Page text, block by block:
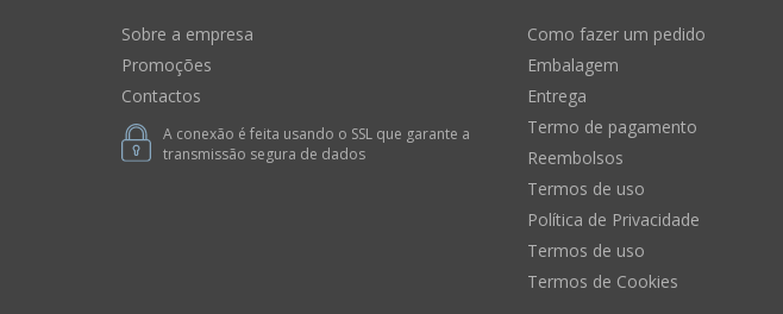
Sobre a empresa
Promoções
Contactos
A conexão é feita usando o SSL que garante a
transmissão segura de dados
Como fazer um pedido
Embalagem
Entrega
Termo de pagamento
Reembolsos
Termos de uso
Política de Privacidade
Termos de uso
Termos de Cookies